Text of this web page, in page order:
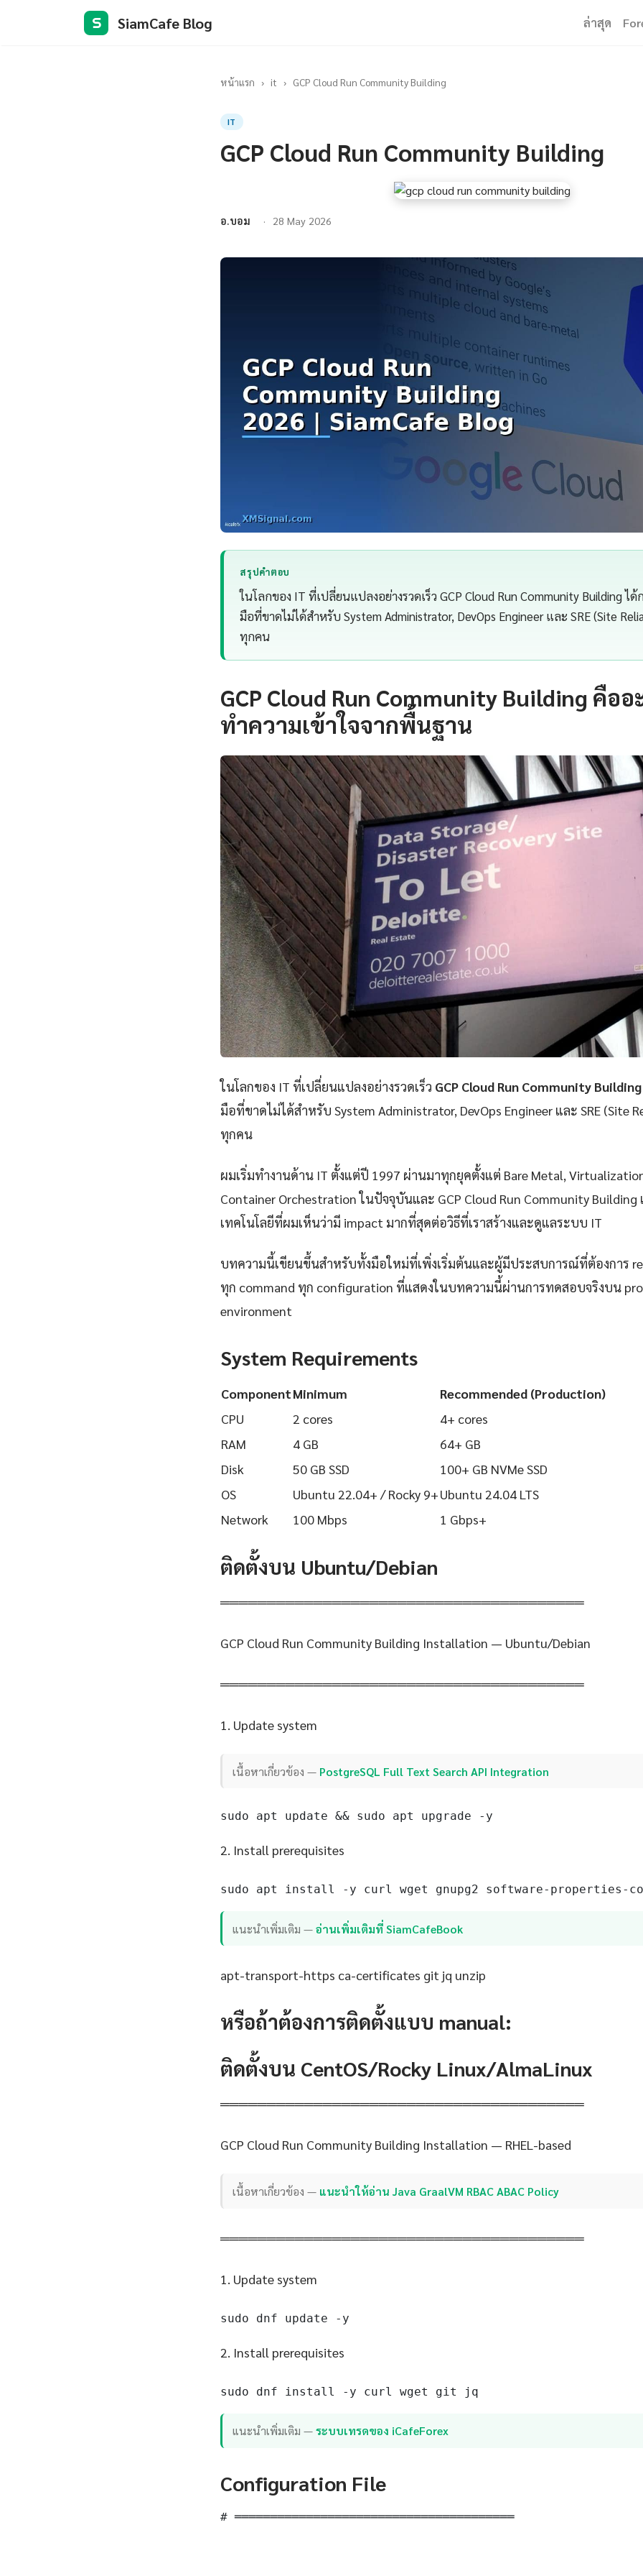
S SiamCafe Blog ล่าสุด
หน้าแรก › it › GCP Cloud Run Community Building
IT
GCP Cloud Run Community Building
อ.บอม 28 May 2026
สรุปคำตอบ
ในโลกของ IT ที่เปลี่ยนแปลงอย่างรวดเร็ว GCP Cloud Run Community Building ได้
มือที่ขาดไม่ได้สำหรับ System Administrator, DevOps Engineer และ SRE (Site
ทุกคน
GCP Cloud Run Community Building คืออ
ทำความเข้าใจจากพื้นฐาน
ในโลกของ IT ที่เปลี่ยนแปลงอย่างรวดเร็ว GCP Cloud Run Community Building
มือที่ขาดไม่ได้สำหรับ System Administrator, DevOps Engineer และ SRE (Site
ทุกคน
ผมเริ่มทำงานด้าน IT ตั้งแต่ปี 1997 ผ่านมาทุกยุคตั้งแต่ Bare Metal,
Container Orchestration ในปัจจุบันและ GCP Cloud Run Community
เทคโนโลยีที่ผมเห็นว่ามี impact มากที่สุดต่อวิธีที่เราสร้างและดูแลระบบ IT
บทความนี้เขียนขึ้นสำหรับทั้งมือใหม่ที่เพิ่งเริ่มต้นและผู้มีประสบการณ์ที่ต้องการ
ทุก command ทุก configuration ที่แสดงในบทความนี้ผ่านการทดสอบจริงบน
environment
System Requirements
ComponentMinimum
Recommended (Production)
CPU
2 cores
4+ cores
RAM
4 GB
64+ GB
Disk
50 GB SSD
100+ GB NVMe SSD
OS
Ubuntu 22.04+ / Rocky 9+Ubuntu 24.04 LTS
Network
100 Mbps 1 Gbps+
ติดตั้งบน Ubuntu/Debian
═══════════════════════════════════════
GCP Cloud Run Community Building Installation — Ubuntu/Debian
═══════════════════════════════════════
1. Update system
เนื้อหาเกี่ยวข้อง — PostgreSQL Full Text Search API Integration
sudo apt update && sudo apt upgrade -y
2. Install prerequisites
sudo apt install -y curl wget gnupg2 software-properties-
แนะนำเพิ่มเติม —อ่านเพิ่มเติมที่ SiamCafeBook
apt-transport-https ca-certificates git jq unzip
หรือถ้าต้องการติดตั้งแบบ manual:
ติดตั้งบน CentOS/Rocky Linux/AlmaLinux
═══════════════════════════════════════
GCP Cloud Run Community Building Installation — RHEL-based
เนื้อหาเกี่ยวข้อง — แนะนำให้อ่าน Java GraalVM RBAC ABAC Policy
═══════════════════════════════════════
1. Update system
sudo dnf update -y
2. Install prerequisites
sudo dnf install -y curl wget git jq
แนะนำเพิ่มเติม —ระบบเทรดของ iCafeForex
Configuration File
# ═══════════════════════════════════════